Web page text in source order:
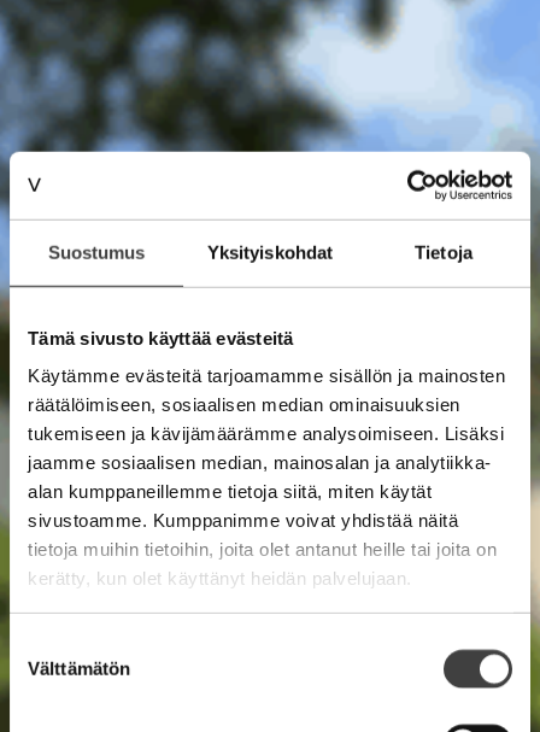
Suostumus Yksityiskohdat Tietoja
Tämä sivusto käyttää evästeitä
Käytämme evästeitä tarjoamamme sisällön ja mainosten
räätälöimiseen, sosiaalisen median ominaisuuksien
tukemiseen ja kävijämäärämme analysoimiseen. Lisäksi
jaamme sosiaalisen median, mainosalan ja analytiikka-
alan kumppaneillemme tietoja siitä, miten käytät
sivustoamme. Kumppanimme voivat yhdistää näitä
tietoja muihin tietoihin, joita olet antanut heille tai joita on
kerätty, kun olet käyttänyt heidän palvelujaan.
valinta
Välttämätön